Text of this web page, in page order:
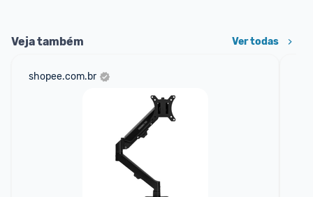
Veja também Ver todas
shopee.com.br